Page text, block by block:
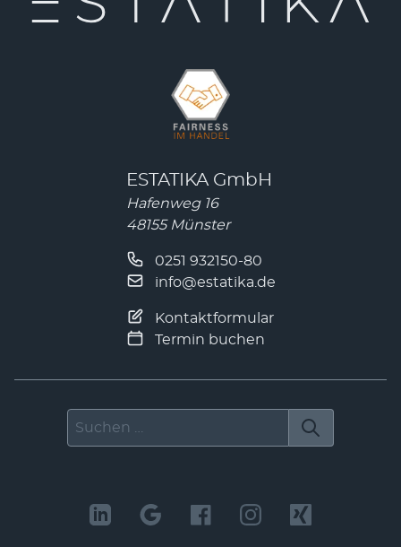
ESTATIKA GmbH
Hafenweg 16
48155 Münster
0251 932150-80
info@estatika.de
Kontaktformular
Termin buchen
LinkedIn FacebookInstagramXing